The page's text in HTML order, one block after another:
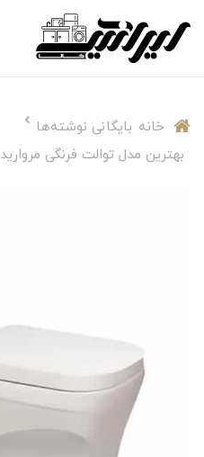
خانه بایگانی نوشته‌ها
بهترین مدل توالت فرنگی مروارید